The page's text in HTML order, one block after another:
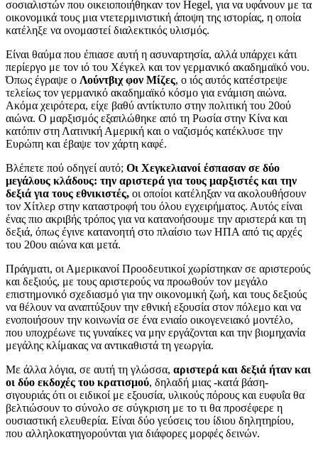
σοσιαλιστών που οικειοποιήθηκαν τον Hegel, για να υφάνουν με τα
οικονομικά τους μια ντετερμινιστική άποψη της ιστορίας, η οποία
κατέληξε να ονομαστεί διαλεκτικός υλισμός.
Είναι θαύμα που έπιασε αυτή η ασυναρτησία, αλλά υπάρχει κάτι
περίεργο με τον ιό του Χέγκελ και τον γερμανικό ακαδημαϊκό νου.
Όπως έγραψε ο Λούντβιχ φον Μίζες, ο ιός αυτός κατέστρεψε
τελείως τον γερμανικό ακαδημαϊκό κόσμο για ενάμιση αιώνα.
Ακόμα χειρότερα, είχε βαθύ αντίκτυπο στην πολιτική του 20ού
αιώνα. Ο μαρξισμός εξαπλώθηκε από τη Ρωσία στην Κίνα και
κατόπιν στη Λατινική Αμερική και ο ναζισμός κατέκλυσε την
Ευρώπη και έβαψε τον χάρτη καφέ.
Βλέπετε πού οδηγεί αυτό; Οι Χεγκελιανοί έσπασαν σε δύο
μεγάλους κλάδους: την αριστερά για τους μαρξιστές και την
δεξιά για τους εθνικιστές, οι οποίοι κατέληξαν να ακολουθήσουν
τον Χίτλερ στην καταστροφή του όλου εγχειρήματος. Αυτός είναι
ένας πιο ακριβής τρόπος για να κατανοήσουμε την αριστερά και τη
δεξιά, όπως έγινε κατανοητή στο πλαίσιο των ΗΠΑ από τις αρχές
του 20ου αιώνα και μετά.
Πράγματι, οι Αμερικανοί Προοδευτικοί χωρίστηκαν σε αριστερούς
και δεξιούς, με τους αριστερούς να προωθούν τον μεγάλο
επιστημονικό σχεδιασμό για την οικονομική ζωή, και τους δεξιούς
να θέλουν να αναπτύξουν την εθνική εξουσία στον πόλεμο και να
ενοποιήσουν την κοινωνία σε ένα ενιαίο οικογενειακό μοντέλο,
που υποχρέωνε τις γυναίκες να μην εργάζονται και την βιομηχανία
μεγάλης κλίμακας να αντικαθιστά τη γεωργία.
Με άλλα λόγια, σε αυτή τη γλώσσα, αριστερά και δεξιά ήταν και
οι δύο εκδοχές του κρατισμού, δηλαδή μιας -κατά βάση-
σιγουριάς ότι οι ειδικοί με εξουσία, υλικούς πόρους και ευφυΐα θα
βελτιώσουν το σύνολο σε σύγκριση με το τι θα προσέφερε η
ουσιαστική ελευθερία. Είναι δύο γεύσεις του ίδιου δηλητηρίου,
που αλληλοκατηγορούνται για διάφορες μορφές δεινών.